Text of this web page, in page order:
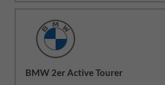
BMW 2er Active Tourer